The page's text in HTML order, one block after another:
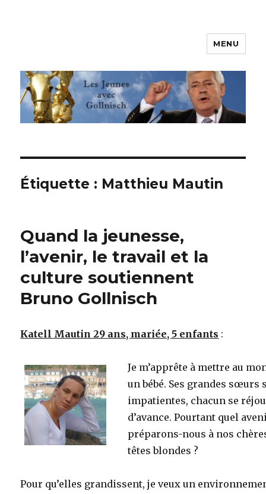
Les jeunes avec Gollnisch
MENU
Étiquette : Matthieu Mautin
Quand la jeunesse,
l’avenir, le travail et la
culture soutiennent
Bruno Gollnisch
Katell Mautin 29 ans, mariée, 5 enfants :
Je m’apprête à mettre au
un bébé. Ses grandes sœurs
impatientes, chacun se
d’avance. Pourtant quel
préparons-nous à nos
têtes blondes ?
Pour qu’elles grandissent, je veux un